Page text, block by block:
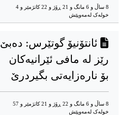
8 ساڵ و 6 مانگ و 21 ڕۆژ و 22 کاتژمێر و 4
خوله‌ک له‌مه‌وپێش‌
ئانتۆنیۆ گوتێرس: دەبێ
رێز لە مافی ئێرانیەکان
بۆ نارەزایەتی بگیردرێ
8 ساڵ و 6 مانگ و 22 ڕۆژ و 21 کاتژمێر و 57
خوله‌ک له‌مه‌وپێش‌